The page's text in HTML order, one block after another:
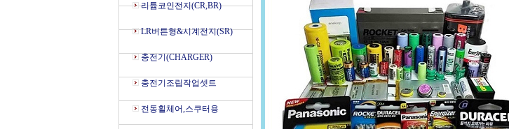
리튬코인전지(CR,BR)
LR버튼형&시계전지(SR)
충전기(CHARGER)
충전기조립작업셋트
전동휠체어,스쿠터용